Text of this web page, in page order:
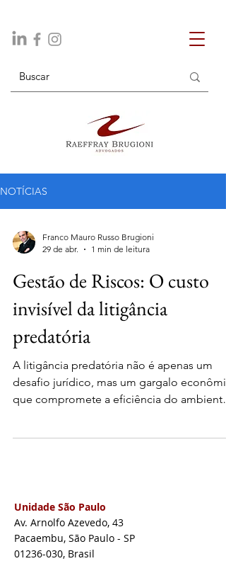
NOTÍCIAS
Franco Mauro Russo Brugioni
29 de abr.
1 min de leitura
Gestão de Riscos: O custo
invisível da litigância
predatória
A litigância predatória não é apenas um
desafio jurídico, mas um gargalo
que compromete a eficiência do ambiente
publicado no Monitor Mercantil, nosso
sócio Franco Mauro Russo Brugioni analisa
como o enfrentamento estratégico desse
fenômeno é essencial para preservar o
Unidade São Paulo
Av. Arnolfo Azevedo, 43
Pacaembu, São Paulo - SP
01236-030, Brasil